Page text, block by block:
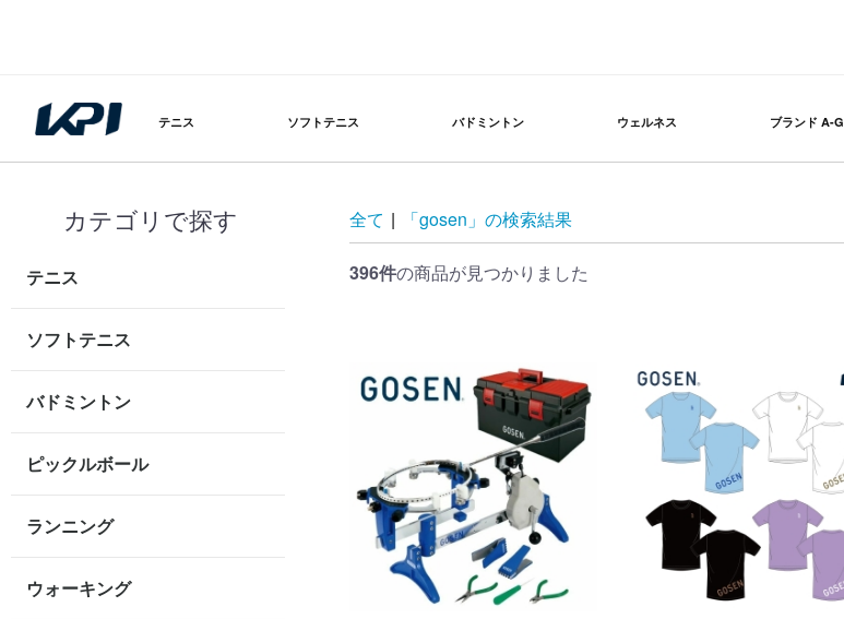
テニス ソフトテニス バドミントン ウェルネス ブランド A-G
カテゴリで探す
テニス
ソフトテニス
バドミントン
ピックルボール
ランニング
ウォーキング
全て | 「gosen」の検索結果
396件の商品が見つかりました